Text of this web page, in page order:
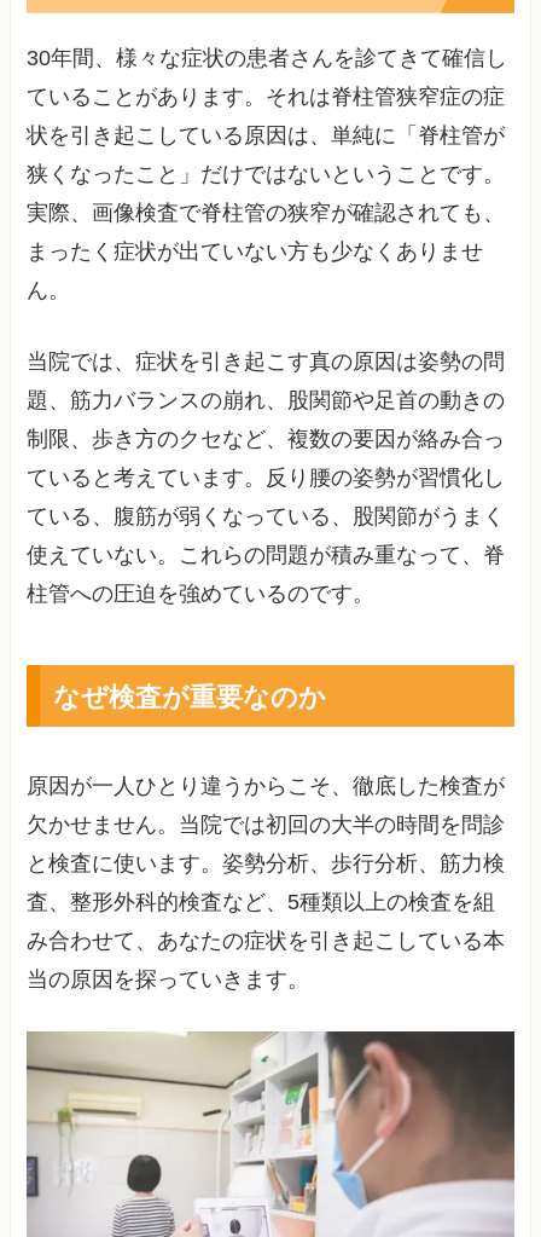
30年間、様々な症状の患者さんを診てきて確信し
ていることがあります。それは脊柱管狭窄症の症
状を引き起こしている原因は、単純に「脊柱管が
狭くなったこと」だけではないということです。
実際、画像検査で脊柱管の狭窄が確認されても、
まったく症状が出ていない方も少なくありませ
ん。
当院では、症状を引き起こす真の原因は姿勢の問
題、筋力バランスの崩れ、股関節や足首の動きの
制限、歩き方のクセなど、複数の要因が絡み合っ
ていると考えています。反り腰の姿勢が習慣化し
ている、腹筋が弱くなっている、股関節がうまく
使えていない。これらの問題が積み重なって、脊
柱管への圧迫を強めているのです。
なぜ検査が重要なのか
原因が一人ひとり違うからこそ、徹底した検査が
欠かせません。当院では初回の大半の時間を問診
と検査に使います。姿勢分析、歩行分析、筋力検
査、整形外科的検査など、5種類以上の検査を組
み合わせて、あなたの症状を引き起こしている本
当の原因を探っていきます。